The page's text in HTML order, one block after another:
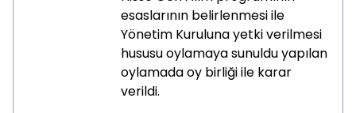
esaslarının belirlenmesi ile
Yönetim Kuruluna yetki verilmesi
hususu oylamaya sunuldu yapılan
oylamada oy birliği ile karar
verildi.